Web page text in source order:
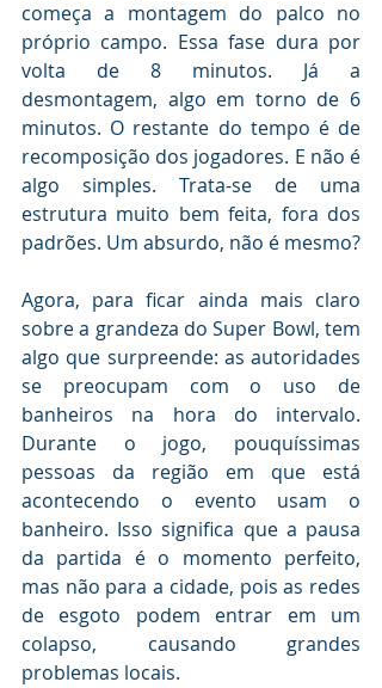
começa a montagem do palco no
próprio campo. Essa fase dura por
volta de 8 minutos. Já a
desmontagem, algo em torno de 6
minutos. O restante do tempo é de
recomposição dos jogadores. E não é
algo simples. Trata-se de uma
estrutura muito bem feita, fora dos
padrões. Um absurdo, não é mesmo?
Agora, para ficar ainda mais claro
sobre a grandeza do Super Bowl, tem
algo que surpreende: as autoridades
se preocupam com o uso de
banheiros na hora do intervalo.
Durante o jogo, pouquíssimas
pessoas da região em que está
acontecendo o evento usam o
banheiro. Isso significa que a pausa
da partida é o momento perfeito,
mas não para a cidade, pois as redes
de esgoto podem entrar em um
colapso, causando grandes
problemas locais.